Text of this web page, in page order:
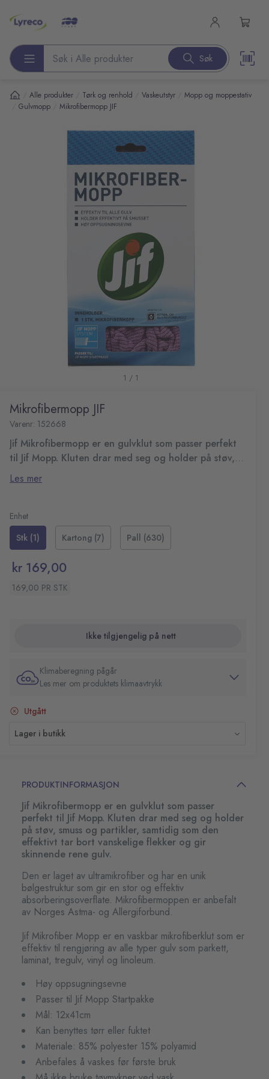
Søk etter produkter Søk
Alle produkter Tørk og renhold Vaskeutstyr Mopp og moppestativ
Gulvmopp Mikrofibermopp JIF
1 / 1
Mikrofibermopp JIF
Varenr: 152668
Jif Mikrofibermopp er en gulvklut som passer perfekt
til Jif Mopp. Kluten drar med seg og holder på støv,
smuss og partikler, samtidig som den effektivt tar bort
vanskelige flekker og gir skinnende rene gulv.
Den er laget av ultramikrofiber og har en unik
bølgestruktur som gir en stor og effektiv
Norges Astma- og Allergiforbund.
Jif Mikrofiber Mopp er en vaskbar mikrofiberklut som er
effektiv til rengjøring av alle typer gulv som parkett,
laminat, tregulv, vinyl og linoleum.
Mål: 12x41cm
Kan benyttes tørr eller fuktet
Anbefales å vaskes før første bruk
Må ikke bruke tøymykner ved vask
Les mer
Enhet
Stk (1)
Kartong (7) Pall (630)
kr 169,00
169,00 PR STK
Ikke tilgjengelig på nett
Klimaberegning pågår
Les mer om produktets klimaavtrykk
Utgått
Lager i butikk
PRODUKTINFORMASJON
Jif Mikrofibermopp er en gulvklut som passer
perfekt til Jif Mopp. Kluten drar med seg og holder
på støv, smuss og partikler, samtidig som den
effektivt tar bort vanskelige flekker og gir
skinnende rene gulv.
Den er laget av ultramikrofiber og har en unik
bølgestruktur som gir en stor og effektiv
absorberingsoverflate. Mikrofibermoppen er anbefalt
av Norges Astma- og Allergiforbund.
Jif Mikrofiber Mopp er en vaskbar mikrofiberklut som er
effektiv til rengjøring av alle typer gulv som parkett,
laminat, tregulv, vinyl og linoleum.
Høy oppsugningsevne
Passer til Jif Mopp Startpakke
Mål: 12x41cm
Kan benyttes tørr eller fuktet
Materiale: 85% polyester 15% polyamid
Anbefales å vaskes før første bruk